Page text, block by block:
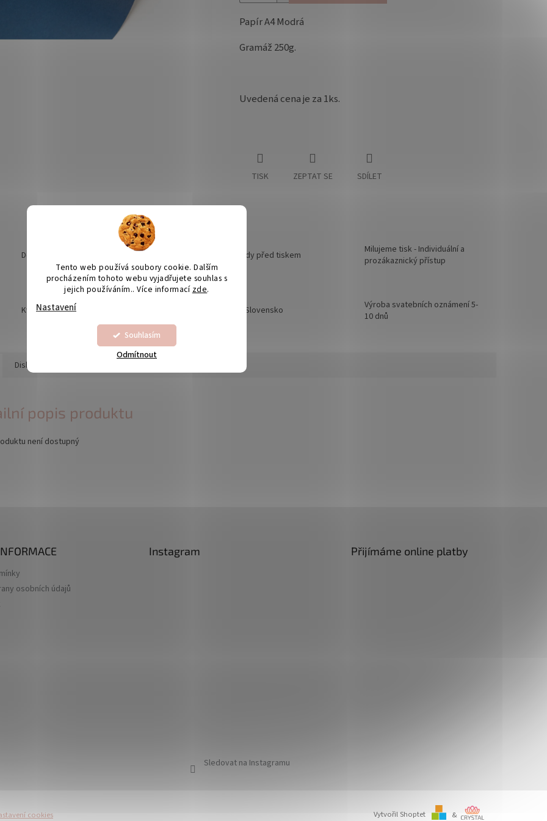
Tento web používá soubory cookie. Dalším
procházením tohoto webu vyjadřujete souhlas s
jejich používáním.. Více informací zde.
Nastavení
Odmítnout
Souhlasím
Papír A4 Modrá
Gramáž 250g.
Uvedená cena je za 1ks.
TISK ZEPTAT SE SDÍLET
Doprava nad 1990,- ZDARMA Grafické náhledy před tiskem
Milujeme tisk - Individuální a
prozákaznický přístup
Kvalita je naší prioritou Odesíláme na Slovensko
Výroba svatebních oznámení 5-
10 dnů
Diskuze
popis produktu
není dostupný
osobních údajů
Instagram
Sledovat na Instagramu
Přijímáme online platby
Vytvořil Shoptet &
cookies